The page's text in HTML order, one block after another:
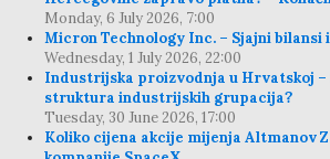
Monday, 6 July 2026, 7:00
Micron Technology Inc. – Sjajni bilansi
Wednesday, 1 July 2026, 22:00
Industrijska proizvodnja u Hrvatskoj –
struktura industrijskih grupacija?
Tuesday, 30 June 2026, 17:00
Koliko cijena akcije mijenja Altmanov